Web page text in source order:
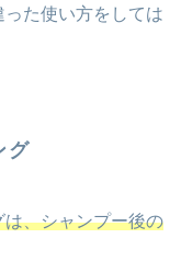
た使い方をしては
グ
、シャンプー後の